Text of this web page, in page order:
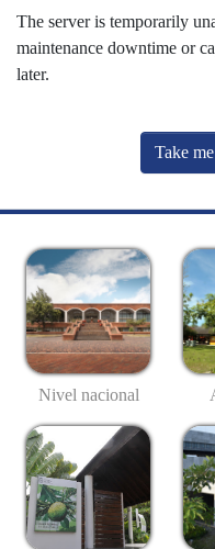
The server is temporarily
maintenance downtime or
later.
Take
Nivel nacional